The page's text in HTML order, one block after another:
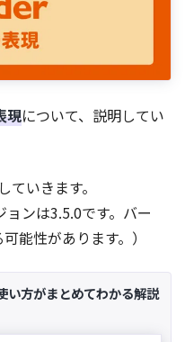
現について、説明してい
いきます。
ョンは3.5.0です。バー
能性があります。）
方がまとめてわかる解説